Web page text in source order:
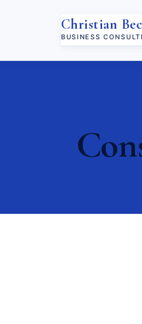
Christian
BUSINESS